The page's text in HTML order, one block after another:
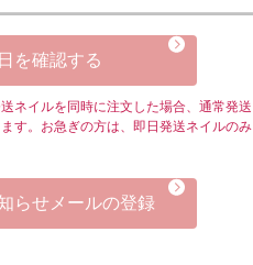
を確認する
ネイルを同時に注文した場合、通常発送
す。お急ぎの方は、即日発送ネイルのみ
らせメールの登録